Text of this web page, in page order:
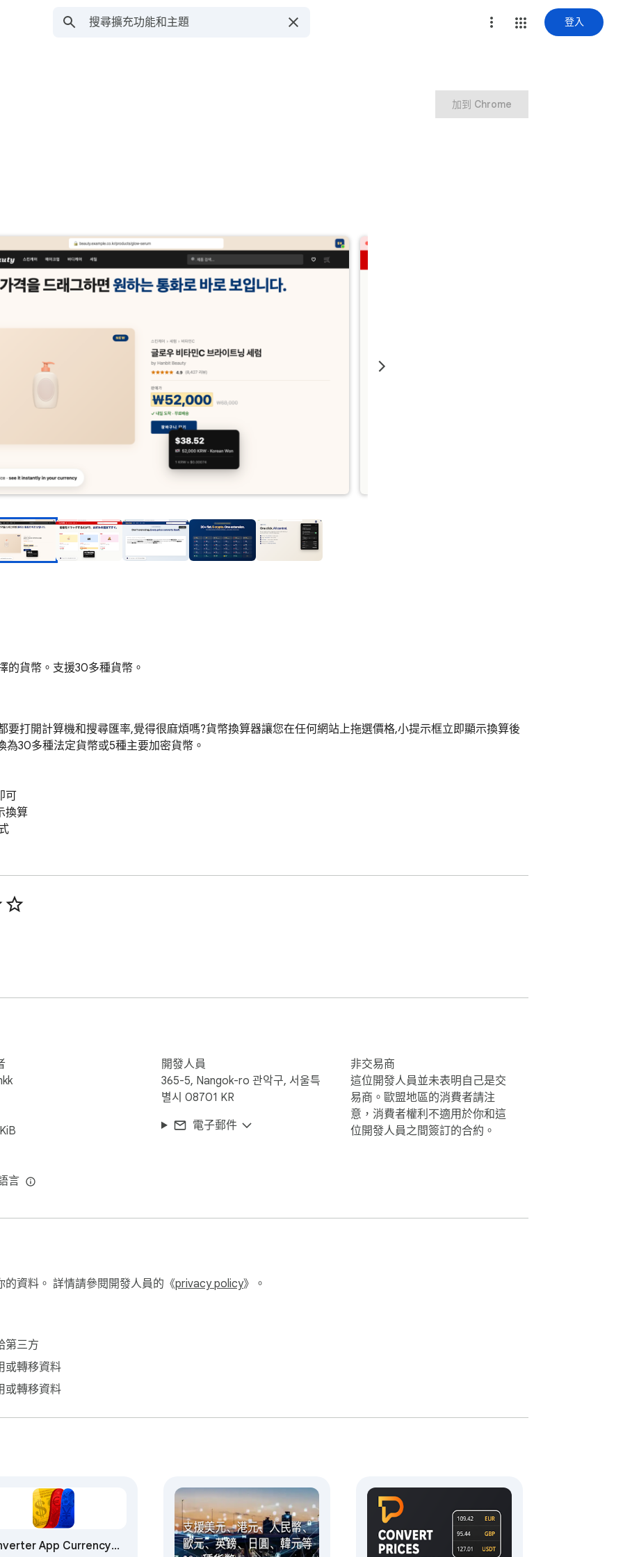
登入
加到 Chrome
的貨幣。支援30多種貨幣。
要打開計算機和搜尋匯率,覺得很麻煩嗎?貨幣換算器讓您在任何網站上拖選價格,小提示框立即顯示換算後
30多種法定貨幣或5種主要加密貨幣。
可
換算
和偏好
BNB, Solana
BNB (Binance Coin), SOL (Solana)
言
開發人員
365-5, Nangok-ro 관악구, 서울특
별시 08701 KR
電子郵件
非交易商
這位開發人員並未表明自己是交
易商。歐盟地區的消費者請注
意，消費者權利不適用於你和這
位開發人員之間簽訂的合約。
資料。 詳情請參閱開發人員的《privacy policy》。
第三方
或轉移資料
或轉移資料
App Currency